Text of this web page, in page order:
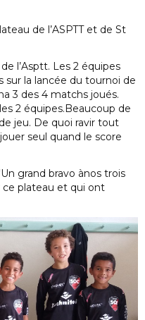
de l’ASPTT et de St
l’Asptt. Les 2 équipes
la lancée du tournoi de
3 des 4 matchs joués.
2 équipes.Beaucoup de
jeu. De quoi ravir tout
seul quand le score
grand bravo ànos trois
ce plateau et qui ont